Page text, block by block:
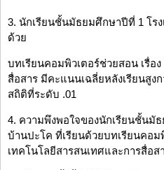
3. นักเรียนชั้นมัธยมศึกษาปีที่ 1 โร
ด้วย
บทเรียนคอมพิวเตอร์ช่วยสอน เรื่อ
สื่อสาร มีคะแนนเฉลี่ยหลังเรียนสูง
สถิติที่ระดับ .01
4. ความพึงพอใจของนักเรียนชั้นมั
บ้านปะโค ที่เรียนด้วยบทเรียนคอม
เทคโนโลยีสารสนเทศและการสื่อ